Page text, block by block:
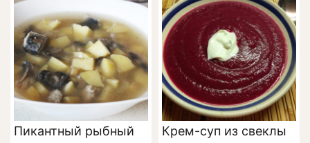
Пикантный рыбный
Крем-суп из свеклы